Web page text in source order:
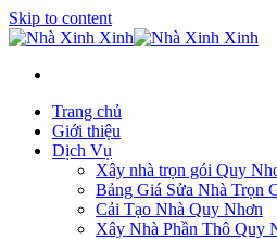
Skip to content
Trang chủ
Giới thiệu
Dịch Vụ
Xây nhà trọn gói Quy
Bảng Giá Sửa Nhà Trọn
Cải Tạo Nhà Quy Nhơn
Xây Nhà Phần Thô Quy